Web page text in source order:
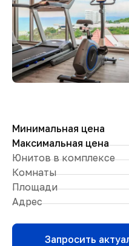
Минимальная цена
Максимальная цена
Юнитов в комплексе
Комнаты
Площади
Адрес
Запросить